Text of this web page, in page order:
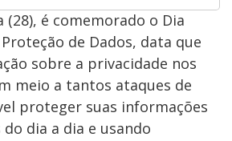
(28), é comemorado o Dia
de Dados, data que
sobre a privacidade nos
meio a tantos ataques de
proteger suas informações
dia a dia e usando